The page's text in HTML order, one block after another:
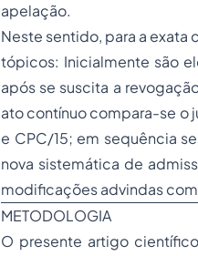
apelação.
Neste sentido, para a
tópicos: Inicialmente são
após se suscita a
ato contínuo compara-se o
e CPC/15; em sequência
nova sistemática de
modificações advindas
METODOLOGIA
O presente artigo